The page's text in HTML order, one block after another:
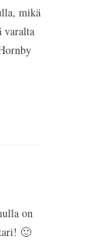
mikä
varalta
on
🙂